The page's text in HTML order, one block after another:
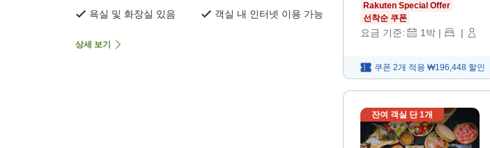
욕실 및 화장실 있음 객실 내 인터넷 이용 가능
상세 보기
Rakuten Special Offer
선착순 쿠폰
요금 기준: 1박 | |
쿠폰 2개 적용 ₩196,448 할인
잔여 객실 단1개